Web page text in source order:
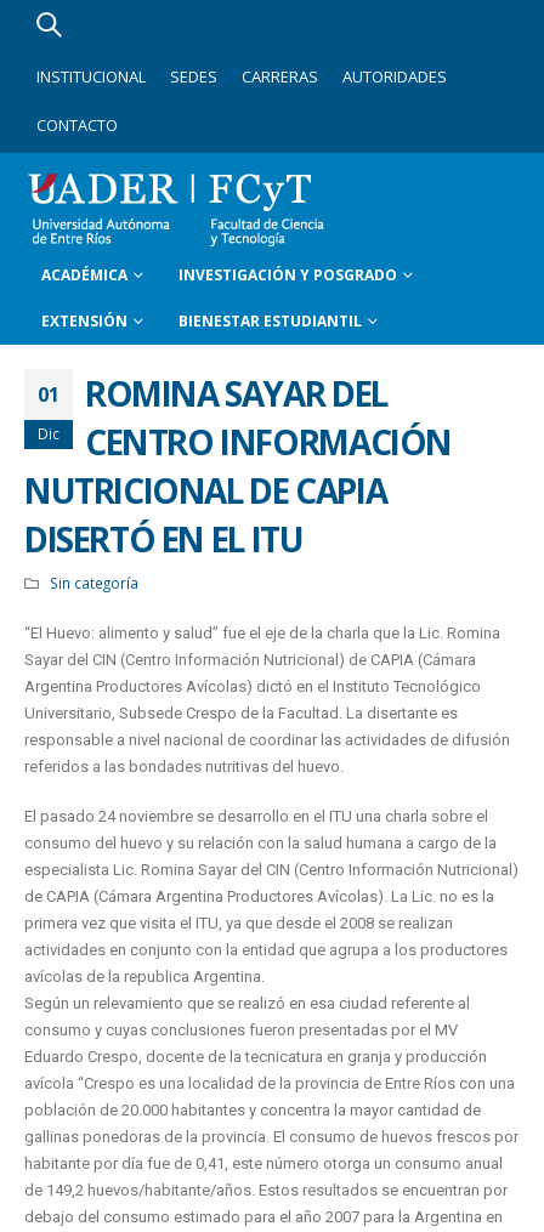
INSTITUCIONAL SEDES CARRERAS AUTORIDADES
CONTACTO
ACADÉMICA INVESTIGACIÓN Y POSGRADO
EXTENSIÓN BIENESTAR ESTUDIANTIL
01
Dic
ROMINA SAYAR DEL
CENTRO INFORMACIÓN
NUTRICIONAL DE CAPIA
DISERTÓ EN EL ITU
Sin categoría
“El Huevo: alimento y salud” fue el eje de la charla que la Lic. Romina
Sayar del CIN (Centro Información Nutricional) de CAPIA (Cámara
Argentina Productores Avícolas) dictó en el Instituto Tecnológico
Universitario, Subsede Crespo de la Facultad. La disertante es
responsable a nivel nacional de coordinar las actividades de difusión
referidos a las bondades nutritivas del huevo.
El pasado 24 noviembre se desarrollo en el ITU una charla sobre el
consumo del huevo y su relación con la salud humana a cargo de la
especialista Lic. Romina Sayar del CIN (Centro Información Nutricional)
de CAPIA (Cámara Argentina Productores Avícolas). La Lic. no es la
primera vez que visita el ITU, ya que desde el 2008 se realizan
actividades en conjunto con la entidad que agrupa a los productores
avícolas de la republica Argentina.
Según un relevamiento que se realizó en esa ciudad referente al
consumo y cuyas conclusiones fueron presentadas por el MV
Eduardo Crespo, docente de la tecnicatura en granja y producción
avícola “Crespo es una localidad de la provincia de Entre Ríos con una
población de 20.000 habitantes y concentra la mayor cantidad de
gallinas ponedoras de la provincia. El consumo de huevos frescos por
habitante por día fue de 0,41, este número otorga un consumo anual
de 149,2 huevos/habitante/años. Estos resultados se encuentran por
debajo del consumo estimado para el año 2007 para la Argentina en